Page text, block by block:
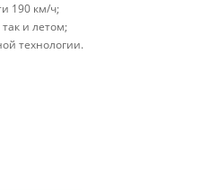
190 км/ч;
и летом;
технологии.